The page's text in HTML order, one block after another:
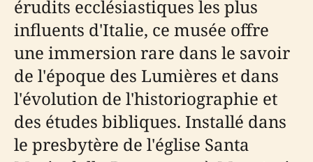
érudits ecclésiastiques les plus
influents d'Italie, ce musée offre
une immersion rare dans le savoir
de l'époque des Lumières et dans
l'évolution de l'historiographie et
des études bibliques. Installé dans
le presbytère de l'église Santa